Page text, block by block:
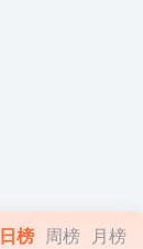
日榜 周榜 月榜